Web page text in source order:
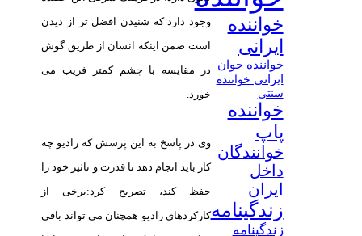
وجود دارد که شنیدن افضل تر از دیدن
است ضمن اینکه انسان از طریق گوش
در مقایسه با چشم کمتر فریب می
خورد.
وی در پاسخ به این پرسش كه رادیو چه
کار باید انجام دهد تا قدرت و تاثیر خود را
حفظ کند، تصریح كرد:برخی از
کارکردهای رادیو همچنان می تواند باقی
خواننده
ایرانی
خواننده جوان
ایرانی خواننده
سنتی
خواننده
پاپ
خوانندگان
داخل
ایران
زندگینامه
زندگینامه